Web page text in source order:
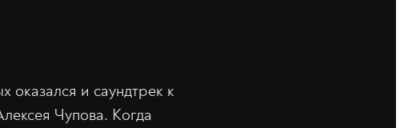
оказался и саундтрек к
Чупова. Когда